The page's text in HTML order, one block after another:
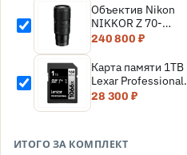
Объектив Nikon
NIKKOR Z 70-
200mm f/2.8 VR S II
240 800 ₽
Карта памяти 1TB
Lexar Professional
SDXC UHS-I
BNNNG)
28 300 ₽
ИТОГО ЗА КОМПЛЕКТ